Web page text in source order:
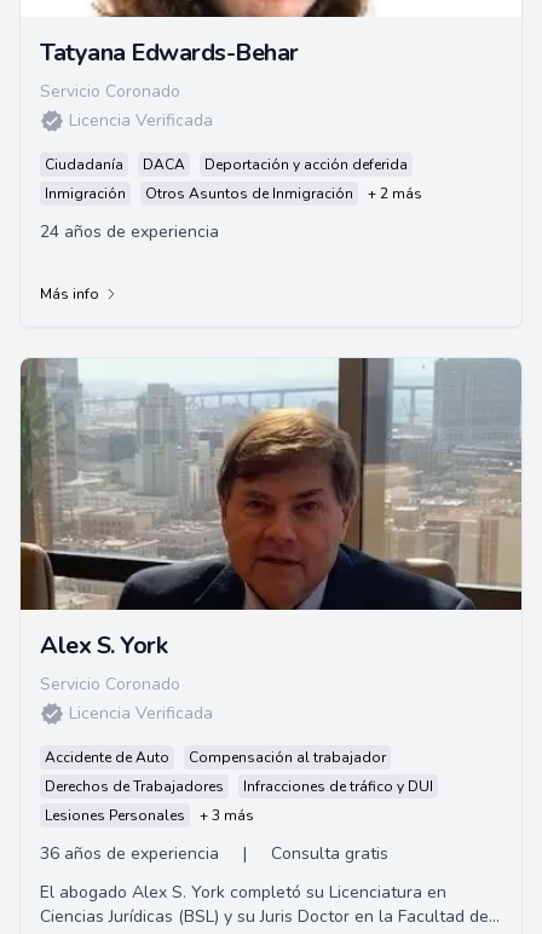
Tatyana Edwards-Behar
Servicio Coronado
Licencia Verificada
Ciudadanía DACA
Deportación y acción deferida
Inmigración
Otros Asuntos de Inmigración + 2 más
24 años de experiencia
Más info
Alex S. York
Servicio Coronado
Licencia Verificada
Accidente de Auto
Compensación al trabajador
Derechos de Trabajadores
Infracciones de tráfico y DUI
Lesiones Personales
+ 3 más
36 años de experiencia |
Consulta gratis
El abogado Alex S. York completó su Licenciatura en
Ciencias Jurídicas (BSL) y su Juris Doctor en la Facultad de